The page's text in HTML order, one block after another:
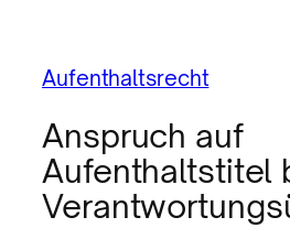
Aufenthaltsrecht
Anspruch auf
Aufenthaltstitel